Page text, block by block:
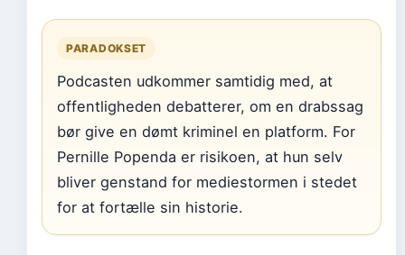
PARADOKSET
Podcasten udkommer samtidig med, at
offentligheden debatterer, om en drabssag
bør give en dømt kriminel en platform. For
Pernille Popenda er risikoen, at hun selv
bliver genstand for mediestormen i stedet
for at fortælle sin historie.